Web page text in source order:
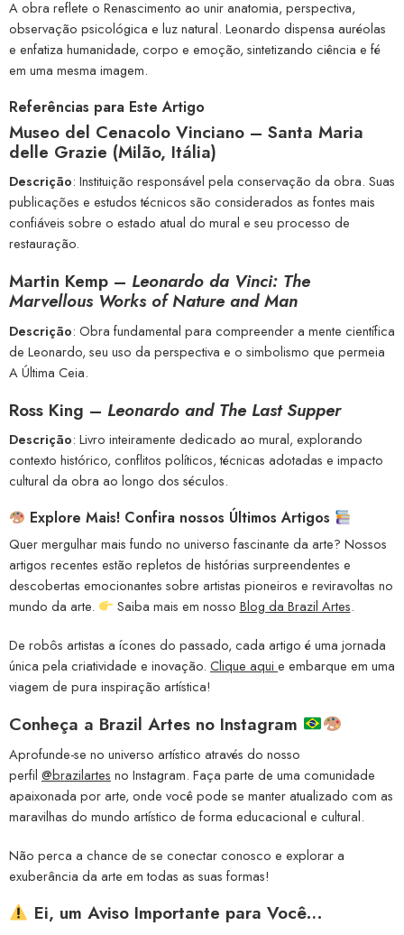
A obra reflete o Renascimento ao unir anatomia, perspectiva,
observação psicológica e luz natural. Leonardo dispensa auréolas
e enfatiza humanidade, corpo e emoção, sintetizando ciência e fé
em uma mesma imagem.
Referências para Este Artigo
Museo del Cenacolo Vinciano – Santa Maria
delle Grazie (Milão, Itália)
Descrição: Instituição responsável pela conservação da obra. Suas
publicações e estudos técnicos são considerados as fontes mais
confiáveis sobre o estado atual do mural e seu processo de
restauração.
Martin Kemp – Leonardo da Vinci: The
Marvellous Works of Nature and Man
Descrição: Obra fundamental para compreender a mente científica
de Leonardo, seu uso da perspectiva e o simbolismo que permeia
A Última Ceia.
Ross King – Leonardo and The Last Supper
Descrição: Livro inteiramente dedicado ao mural, explorando
contexto histórico, conflitos políticos, técnicas adotadas e impacto
cultural da obra ao longo dos séculos.
Explore Mais! Confira nossos Últimos Artigos
Quer mergulhar mais fundo no universo fascinante da arte? Nossos
artigos recentes estão repletos de histórias surpreendentes e
descobertas emocionantes sobre artistas pioneiros e reviravoltas no
mundo da arte.
Saiba mais em nosso Blog da Brazil Artes.
De robôs artistas a ícones do passado, cada artigo é uma jornada
única pela criatividade e inovação. Clique aqui e embarque em uma
viagem de pura inspiração artística!
Conheça a Brazil Artes no Instagram
Aprofunde-se no universo artístico através do nosso
perfil @brazilartes no Instagram. Faça parte de uma comunidade
apaixonada por arte, onde você pode se manter atualizado com as
maravilhas do mundo artístico de forma educacional e cultural.
Não perca a chance de se conectar conosco e explorar a
exuberância da arte em todas as suas formas!
Ei, um Aviso Importante para Você…